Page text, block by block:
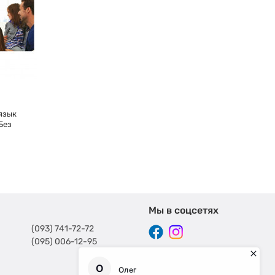
(093) 741-72-72
(095) 006-12-95
Мы в соцсетях